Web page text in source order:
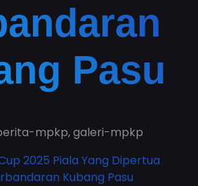
Pasu
mpkp,galeri-mpkp
2025 Piala Yang Dipertua
Kubang Pasu